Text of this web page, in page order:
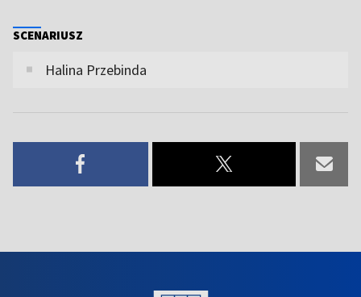
SCENARIUSZ
Halina Przebinda